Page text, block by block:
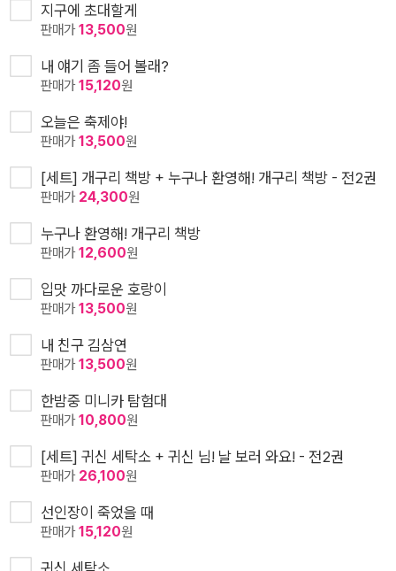
지구에 초대할게
판매가13,500원
내 얘기 좀 들어 볼래?
판매가15,120원
오늘은 축제야!
판매가13,500원
[세트] 개구리 책방 + 누구나 환영해! 개구리 책방 - 전2권
판매가 24,300원
누구나 환영해! 개구리 책방
판매가12,600원
입맛 까다로운 호랑이
판매가13,500원
내 친구 김삼연
판매가13,500원
한밤중 미니카 탐험대
판매가10,800원
[세트] 귀신 세탁소 + 귀신 님! 날 보러 와요! - 전2권
판매가 26,100원
선인장이 죽었을 때
판매가15,120원